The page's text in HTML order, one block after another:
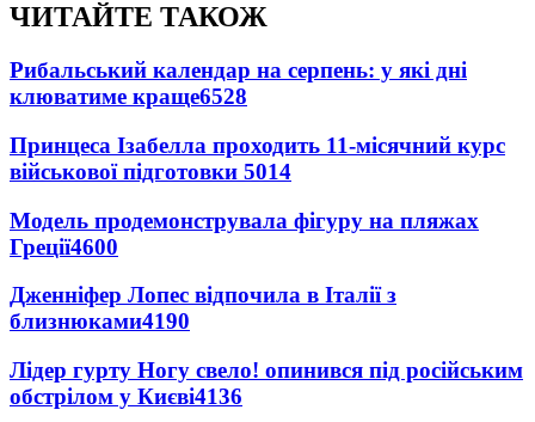
ЧИТАЙТЕ ТАКОЖ
Рибальський календар на серпень: у які дні
клюватиме краще6528
Принцеса Ізабелла проходить 11-місячний курс
військової підготовки 5014
Модель продемонструвала фігуру на пляжах
Греції4600
Дженніфер Лопес відпочила в Італії з
близнюками4190
Лідер гурту Ногу свело! опинився під російським
обстрілом у Києві4136